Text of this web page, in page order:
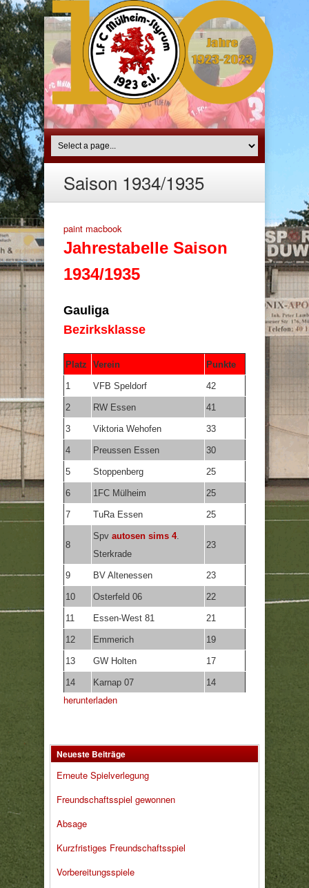
Saison 1934/1935
paint macbook
Jahrestabelle Saison
1934/1935
Gauliga
Bezirksklasse
Platz Verein Punkte
1 VFB Speldorf 42
2 RW Essen 41
3 Viktoria Wehofen 33
4 Preussen Essen 30
5 Stoppenberg 25
6 1FC Mülheim 25
7 TuRa Essen 25
8
Spv autosen sims 4.
Sterkrade
23
9 BV Altenessen 23
10 Osterfeld 06 22
11 Essen-West 81 21
12 Emmerich 19
13 GW Holten 17
14 Karnap 07 14
herunterladen
Neueste Beiträge
Erneute Spielverlegung
Freundschaftsspiel gewonnen
Absage
Kurzfristiges Freundschaftsspiel
Vorbereitungsspiele